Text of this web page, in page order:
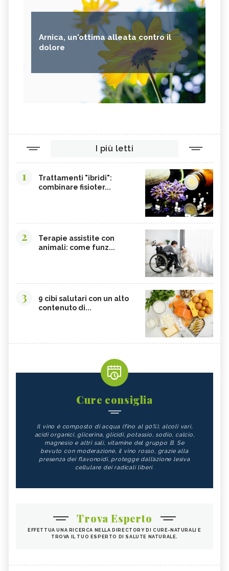
Arnica, un'ottima alleata contro il
dolore
I più letti
1
Trattamenti "ibridi":
combinare fisioter...
2
Terapie assistite con
animali: come funz...
3
9 cibi salutari con un alto
contenuto di...
Cure consiglia
Il vino è composto di acqua (fino al 90%), alcoli vari,
acidi organici, glicerina, glicidi, potassio, sodio, calcio,
magnesio e altri sali, vitamine del gruppo B. Se
bevuto con moderazione, il vino rosso, grazie alla
presenza dei flavonoidi, protegge dall’azione lesiva
cellulare dei radicali liberi.
Trova Esperto
EFFETTUA UNA RICERCA NELLA DIRECTORY DI CURE-NATURALI E
TROVA IL TUO ESPERTO DI SALUTE NATURALE.